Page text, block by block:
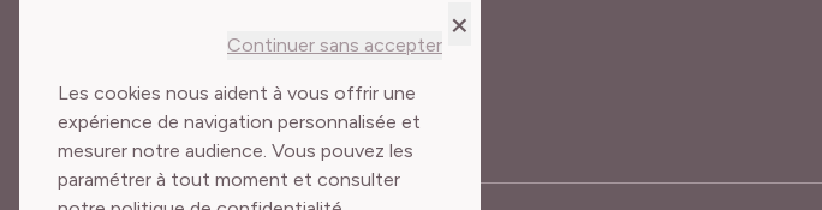
×
Continuer sans accepter
Les cookies nous aident à vous offrir une
expérience de navigation personnalisée et
mesurer notre audience. Vous pouvez les
paramétrer à tout moment et consulter